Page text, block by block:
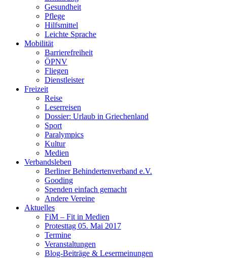
Gesundheit
Pflege
Hilfsmittel
Leichte Sprache
Mobilität
Barrierefreiheit
ÖPNV
Fliegen
Dienstleister
Freizeit
Reise
Leserreisen
Dossier: Urlaub in Griechenland
Sport
Paralympics
Kultur
Medien
Verbandsleben
Berliner Behindertenverband e.V.
Gooding
Spenden einfach gemacht
Andere Vereine
Aktuelles
FiM – Fit in Medien
Protesttag 05. Mai 2017
Termine
Veranstaltungen
Blog-Beiträge & Lesermeinungen